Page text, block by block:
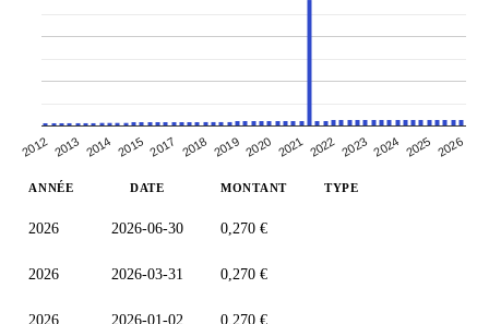
2012 2013 2014 2015 2017 2018 2019 2020 2021 2022 2023 2024 2025 2026
ANNÉE DATE MONTANT TYPE
2026 2026-06-30 0,270 €
2026 2026-03-31 0,270 €
2026 2026-01-02 0,270 €